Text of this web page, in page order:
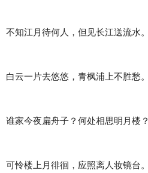
不知江月待何人，但见长江送流水。
白云一片去悠悠，青枫浦上不胜愁。
谁家今夜扁舟子？何处相思明月楼？
可怜楼上月徘徊，应照离人妆镜台。